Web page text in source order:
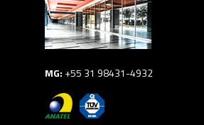
MG: +55 31 98431-4932